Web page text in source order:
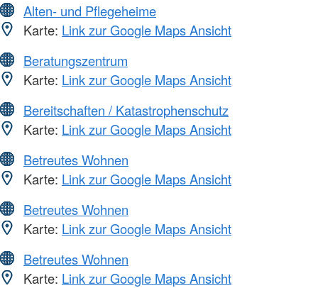
Alten- und Pflegeheime
Karte: Link zur Google Maps Ansicht
Beratungszentrum
Karte: Link zur Google Maps Ansicht
Bereitschaften / Katastrophenschutz
Karte: Link zur Google Maps Ansicht
Betreutes Wohnen
Karte: Link zur Google Maps Ansicht
Betreutes Wohnen
Karte: Link zur Google Maps Ansicht
Betreutes Wohnen
Karte: Link zur Google Maps Ansicht